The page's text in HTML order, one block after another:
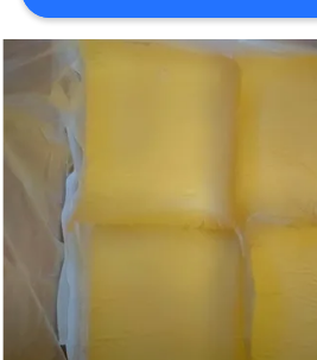
মামলা
একটি
উদ্ধৃতি
অনুরোধ
ম্যাপ